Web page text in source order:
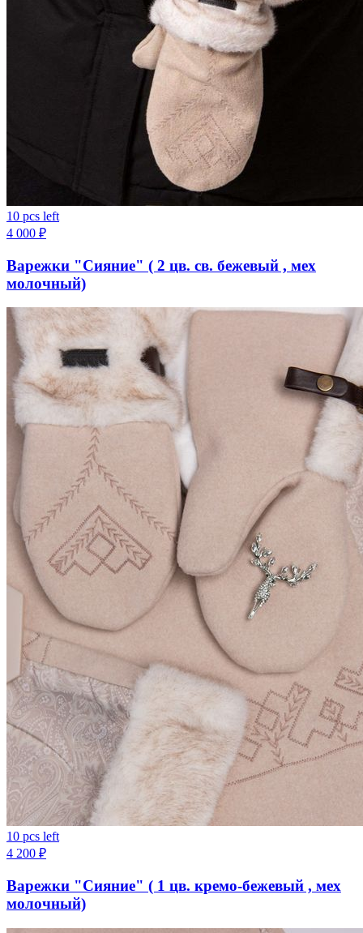
10 pcs left
4 000 ₽
Варежки "Сияние" ( 2 цв. св. бежевый , мех
молочный)
10 pcs left
4 200 ₽
Варежки "Сияние" ( 1 цв. кремо-бежевый , мех
молочный)